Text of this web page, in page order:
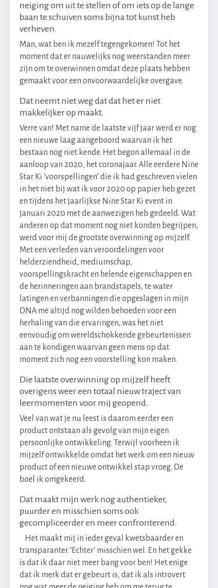
neiging om uit te stellen of om iets op de lange
baan te schuiven soms bijna tot kunst heb
verheven.
Man, wat ben ik mezelf tegengekomen! Tot het
moment dat er nauwelijks nog weerstanden meer
zijn om te overwinnen omdat deze plaats hebben
gemaakt voor een onvoorwaardelijke overgave.
Dat neemt niet weg dat dat het er niet
makkelijker op maakt.
Verre van! Met name de laatste vijf jaar werd er nog
een nieuwe laag aangeboord waarvan ik het
bestaan nog niet kende. Het begon allemaal in de
aanloop van 2020, het coronajaar. Alle eerdere Nine
Star Ki ‘voorspellingen’ die ik had geschreven vielen
in het niet bij wat ik voor 2020 op papier heb gezet
en tijdens het jaarlijkse Nine Star Ki event in
januari 2020 met de aanwezigen heb gedeeld. Wat
anderen op dat moment nog niet konden begrijpen,
werd voor mij de grootste overwinning op mijzelf.
Met een verleden van veroordelingen voor
helderziendheid, mediumschap,
voorspellingskracht en helende eigenschappen en
de herinneringen aan brandstapels, te water
latingen en verbanningen die opgeslagen in mijn
DNA me altijd nog wilden behoeden voor een
herhaling van die ervaringen, was het niet
eenvoudig om wereldschokkende gebeurtenissen
aan te kondigen waarvan geen mens op dat
moment zich nog een voorstelling kon maken.
Die laatste overwinning op mijzelf heeft
overigens weer een totaal nieuw traject van
leermomenten voor mij geopend.
Veel van wat je nu leest is daarom eerder een
product ontstaan als gevolg van mijn eigen
persoonlijke ontwikkeling. Terwijl voorheen ik
mijzelf ontwikkelde omdat het werk om een nieuw
product of een nieuwe ontwikkel stap vroeg. De
boel ik omgekeerd.
Dat maakt mijn werk nog authentieker,
puurder en misschien soms ook
gecompliceerder en meer confronterend.
Het maakt mij in ieder geval kwetsbaarder en
transparanter. ‘Echter’ misschien wel. En het gekke
is dat ik daar niet meer bang voor ben! Het enige
dat ik merk dat er gebeurt is, dat ik als introvert